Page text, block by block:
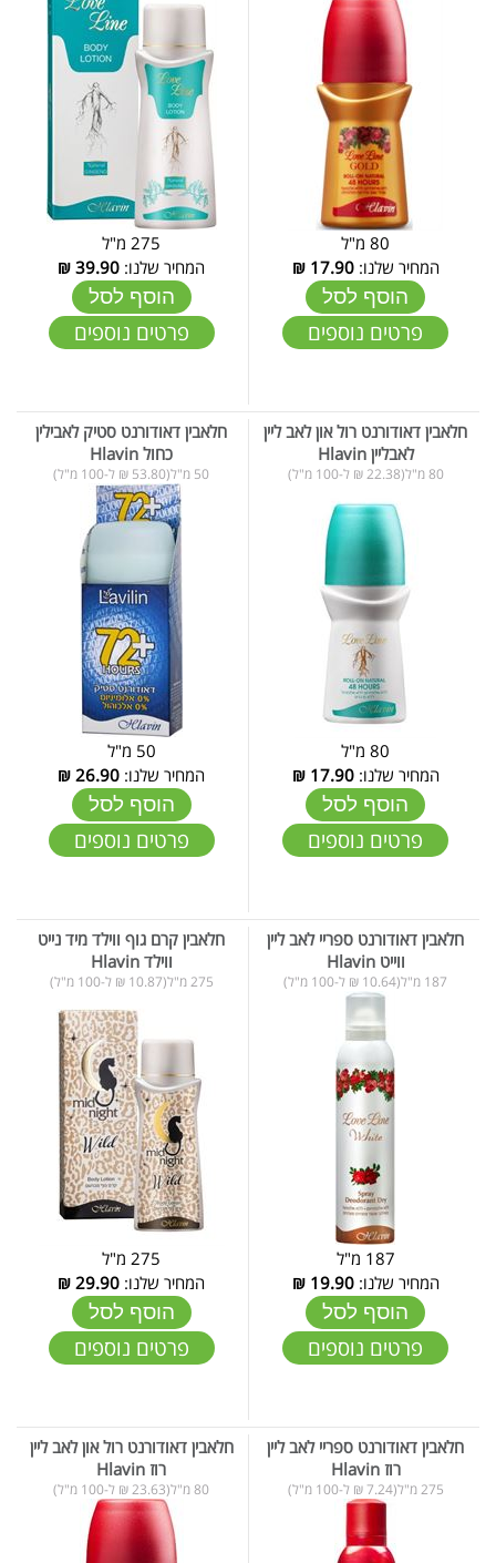
80 מ"ל
המחיר שלנו:17.90
₪
הוסף לסל
פרטים נוספים
275 מ"ל
המחיר שלנו: 39.90
₪
הוסף לסל
פרטים נוספים
חלאבין דאודורנט רול און לאב ליין
לאבליין Hlavin
80 מ"ל(22.38 ₪ ל-100 מ"ל)
80 מ"ל
המחיר שלנו:17.90
₪
הוסף לסל
פרטים נוספים
חלאבין דאודורנט סטיק לאבילין
כחול Hlavin
50 מ"ל(53.80 ₪ ל-100 מ"ל)
50 מ"ל
המחיר שלנו: 26.90
₪
הוסף לסל
פרטים נוספים
חלאבין דאודורנט ספריי לאב ליין
ווייט Hlavin
187 מ"ל(10.64 ₪ ל-100 מ"ל)
187 מ"ל
המחיר שלנו:19.90
₪
הוסף לסל
פרטים נוספים
חלאבין קרם גוף ווילד מיד נייט
ווילד Hlavin
275 מ"ל(10.87 ₪ ל-100 מ"ל)
275 מ"ל
המחיר שלנו: 29.90
₪
הוסף לסל
פרטים נוספים
חלאבין דאודורנט ספריי לאב ליין
רוז Hlavin
275 מ"ל(7.24 ₪ ל-100 מ"ל)
חלאבין דאודורנט רול און לאב ליין
רוז Hlavin
80 מ"ל(23.63 ₪ ל-100 מ"ל)